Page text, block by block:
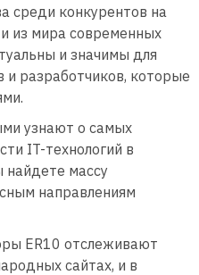
среди конкурентов на
из мира современных
и значимы для
и разработчиков, которые
узнают о самых
IT-технологий в
найдете массу
направлениям
ER10 отслеживают
сайтах, и в